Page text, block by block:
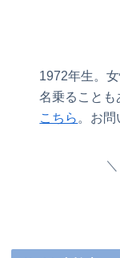
1972年生。
名乗ることも
こちら 。お問